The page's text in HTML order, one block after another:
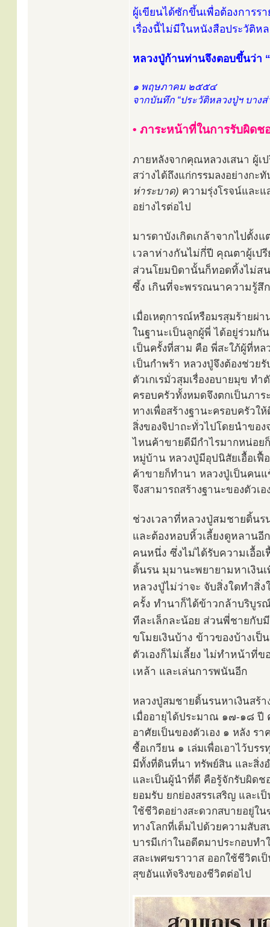
ผู้เขียนได้ซักขึ้นเพื่อต้องการร
เรื่องนี้ไม่มีในหนังสือประวัติหล
หลวงปู่ก้านท่านจึงตอบขึ้นว่า
๑ พฤษภาคม ๒๕๕๔
จากบันทึก “ประวัติหลวงปู่ฯ บาง
• ภาระหน้าที่ในการรับผิดช
ภายหลังจากคุณหลวงเสนา ผู้เ
สว่างได้ถึงแก่กรรมลงอย่างก
ห่าระบาด) ความรุ่งโรจน์และ
อย่างไรต่อไป
มารดาบังเกิดเกล้าจากไปตั้ง
เวลาห่างกันไม่กี่ปี คุณตาผู้เป
ส่วนโยมบิดานั้นก็ทอดทิ้งไม่สน
ซึ้ง เกินที่จะพรรณนาความรู้
เมื่อเหตุการณ์หรือมรสุมร้ายผ่
ในฐานะเป็นลูกผู้พี่ ได้อยู่ร่วมกั
เป็นครั้งที่สาม คือ พี่สะใภ้ผู้ที่ห
เป็นกำพร้า หลวงปู่จึงต้องช่วย
ตัวเกเรมั่วสุมเรื่องอบายมุข ท
ครอบครัวทั้งหมดจึงตกเป็นภา
ทางเพื่อสร้างฐานะครอบครัว
สิ่งของจิปาถะทั่วไปโดยนำขอ
ไหนค้าขายดีมีกำไรมากหน่อย
หมู่บ้าน หลวงปู่มีอุปนิสัยเอื้อเฟื้
ค้าขายก็ทำนา หลวงปู่เป็นคนแ
จึงสามารถสร้างฐานะของตัวเ
ช่วงเวลาที่หลวงปู่สมชายดิ้นร
และต้องหอบหิ้วเลี้ยงดูหลาน
คนหนึ่ง ซึ่งไม่ได้รับความเอื้อ
ดิ้นรน มุมานะพยายามหาเงิน
หลวงปู่ไม่ว่าจะ จับสิ่งใดทำสิ่
ครั้ง ทำนาก็ได้ข้าวกล้าบริบูร
ทีละเล็กละน้อย ส่วนพี่ชายกับ
ขโมยเงินบ้าง ข้าวของบ้างเป็
ตัวเองก็ไม่เลี้ยง ไม่ทำหน้าที่
เหล้า และเล่นการพนันอีก
หลวงปู่สมชายดิ้นรนหาเงินสร้
เมื่ออายุได้ประมาณ ๑๗-๑๘ ปี
อาศัยเป็นของตัวเอง ๑ หลัง ร
ซื้อเกวียน ๑ เล่มเพื่อเอาไว้บ
มีทั้งที่ดินที่นา ทรัพย์สิน และสิ่
และเป็นผู้นำที่ดี คือรู้จักรับผิดช
ยอมรับ ยกย่องสรรเสริญ และ
ใช้ชีวิตอย่างสะดวกสบายอยู่ใ
ทางโลกที่เต็มไปด้วยความสับ
บารมีเก่าในอดีตมาประกอบท
สละเพศฆราวาส ออกใช้ชีวิต
สุขอันแท้จริงของชีวิตต่อไป